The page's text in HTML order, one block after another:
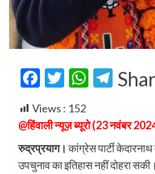
Facebook
Twitter
Views : 152
@हिंवाली न्यूज़ ब्यूरो (23 नवंबर
रुद्रप्रयाग। कांग्रेस पार्टी
उपचुनाव का इतिहास नहीं दोहरा